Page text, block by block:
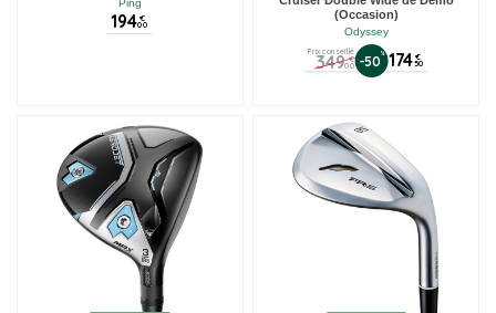
Ping
194 €
00
(Occasion)
Odyssey
Prix conseillé
349 €
00 -50% 174 €
50